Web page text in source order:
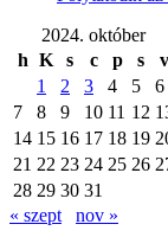
2024. október
h K s c p s
v
1
2 3 4 5
6
7
8 9 10 11 12
14 15 16 17 18 19
21 22 23 24 25 26
28 29 30 31
« szept
nov »